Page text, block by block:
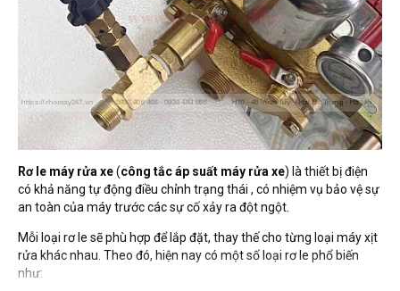
Rơ le máy rửa xe(công tắc áp suất máy rửa xe) là thiết bị điện
có khả năng tự động điều chỉnh trạng thái , có nhiệm vụ bảo vệ sự
an toàn của máy trước các sự cố xảy ra đột ngột.
Mỗi loại rơ le sẽ phù hợp để lắp đặt, thay thế cho từng loại máy xịt
rửa khác nhau. Theo đó, hiện nay có một số loại rơ le phổ biến
như: